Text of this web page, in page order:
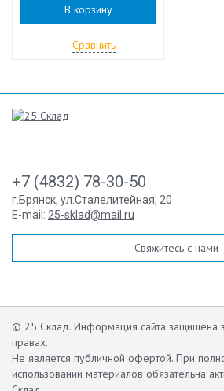
В корзину
Сравнить
+7 (4832) 78-30-50
г.Брянск, ул.Сталелитейная, 20
E-mail: 25-sklad@mail.ru
Свяжитесь с нами
© 25 Склад. Информация сайта защищена
правах.
Не является публичной офертой. При
использовании материалов обязательна